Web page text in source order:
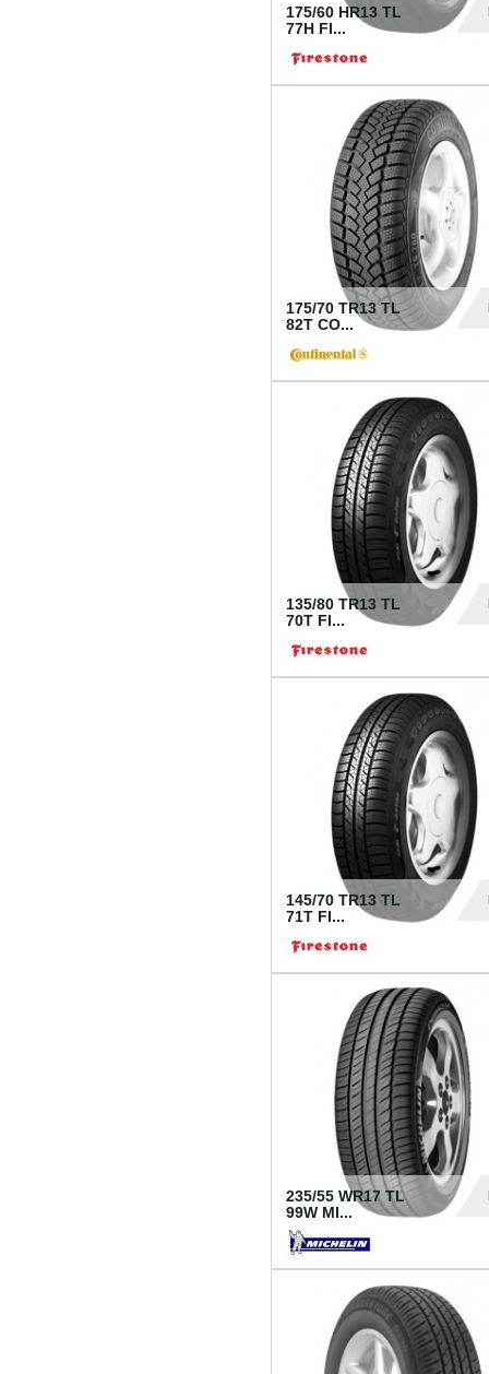
175/60 HR13 TL
77H FI...
175/70 TR13 TL
82T CO...
135/80 TR13 TL
70T FI...
145/70 TR13 TL
71T FI...
235/55 WR17 TL
99W MI...